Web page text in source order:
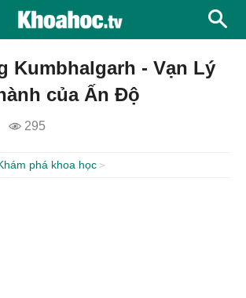
Kumbhalgarh - Vạn Lý
của Ấn Độ
295
phá khoa học